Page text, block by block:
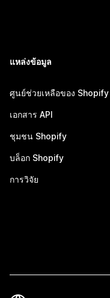
แหล่งข้อมูล
ศูนย์ช่วยเหลือของ Shopify
เอกสาร API
ชุมชน Shopify
บล็อก Shopify
การวิจัย